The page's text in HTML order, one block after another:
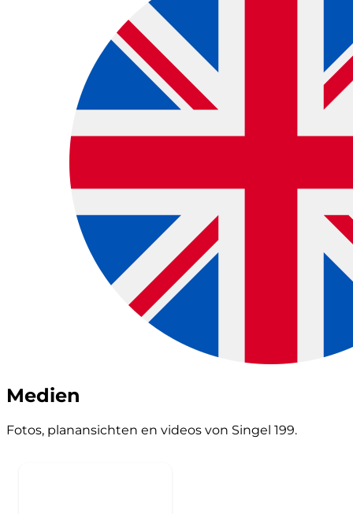
Medien
Fotos, planansichten en videos von Singel 199.